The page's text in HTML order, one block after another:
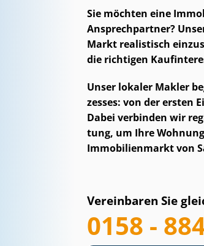
Sie möchten eine
Ansprechpartner?
Markt realistisch
die richtigen
Unser lokaler Makler
zes­ses: von der ersten
Dabei verbinden wir
tung, um Ihre
Immobilienmarkt von
Vereinbaren Sie
0158 -